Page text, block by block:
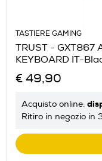
TASTIERE GAMING
TRUST - GXT867
KEYBOARD IT-
€ 49,90
Acquisto online:
Ritiro in negozio in